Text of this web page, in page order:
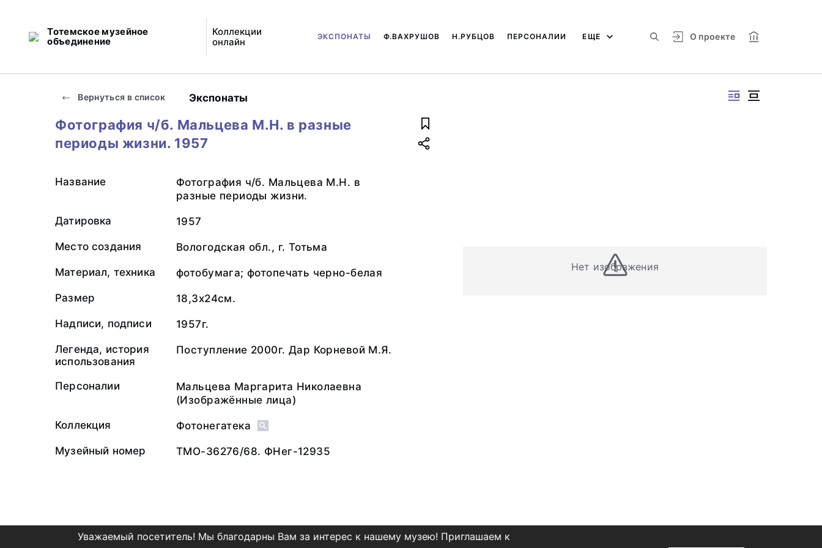
Тотемское музейное
объединение
Коллекции
онлайн
О проекте
ЭКСПОНАТЫ Ф.ВАХРУШОВ Н.РУБЦОВ ПЕРСОНАЛИИ ЕЩЕ
Вернуться в список Экспонаты
Нет изображения
Фотография ч/б. Мальцева М.Н. в разные
периоды жизни. 1957
Название
Фотография ч/б. Мальцева М.Н. в
разные периоды жизни.
Датировка 1957
Место создания Вологодская обл., г. Тотьма
Материал, техника фотобумага; фотопечать черно-белая
Размер 18,3х24см.
Надписи, подписи 1957г.
Легенда, история
использования
Поступление 2000г. Дар Корневой М.Я.
Персоналии
Мальцева Маргарита Николаевна
(Изображённые лица)
Коллекция Фотонегатека
Музейный номер ТМО-36276/68. ФНег-12935
Уважаемый посетитель! Мы благодарны Вам за интерес к нашему музею! Приглашаем к